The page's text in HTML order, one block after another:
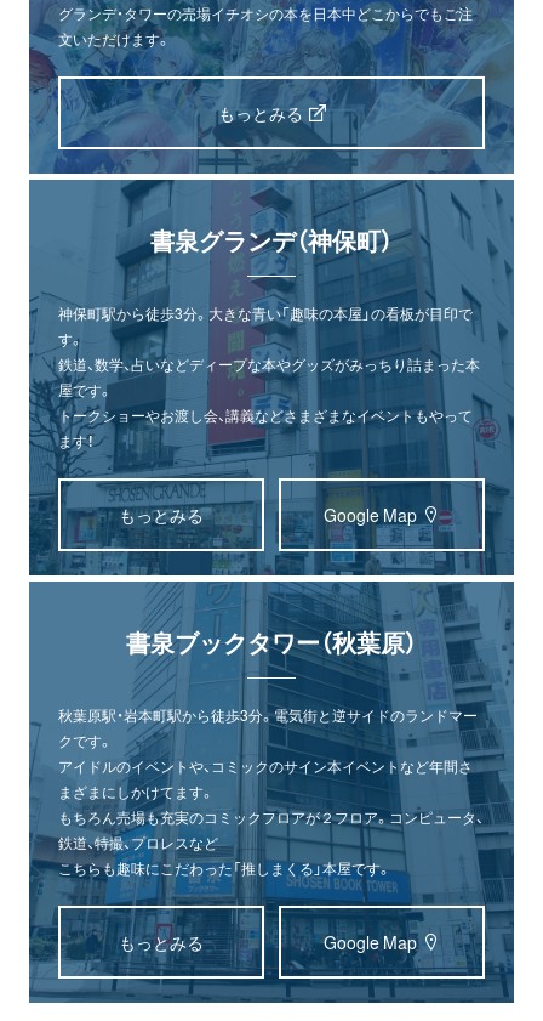
グランデ・タワーの売場イチオシの本を日本中どこからでもご注
文いただけます。
もっとみる
書泉グランデ（神保町）
神保町駅から徒歩3分。大きな青い「趣味の本屋」の看板が目印で
す。
鉄道、数学、占いなどディープな本やグッズがみっちり詰まった本
屋です。
トークショーやお渡し会、講義などさまざまなイベントもやって
ます！
もっとみる Google Map
書泉ブックタワー（秋葉原）
秋葉原駅・岩本町駅から徒歩3分。電気街と逆サイドのランドマー
クです。
アイドルのイベントや、コミックのサイン本イベントなど年間さ
まざまにしかけてます。
もちろん売場も充実のコミックフロアが２フロア。コンピュータ、
鉄道、特撮、プロレスなど
こちらも趣味にこだわった「推しまくる」本屋です。
もっとみる Google Map